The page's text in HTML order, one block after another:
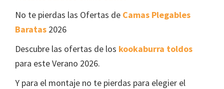
No te pierdas las Ofertas de Camas Plegables
Baratas 2026
Descubre las ofertas de los kookaburra toldos
para este Verano 2026.
Y para el montaje no te pierdas para elegier el